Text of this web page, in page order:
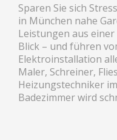
Sparen Sie sich
in München nahe
Leistungen aus
Blick – und führen
Elektroinstallation
Maler, Schreiner,
Heizungstechniker
Badezimmer wird